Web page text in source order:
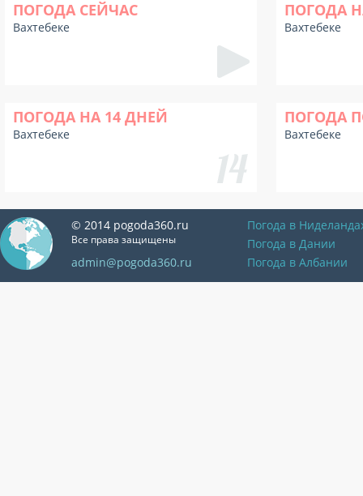
ПОГОДА СЕЙЧАС
Вахтебеке
ПОГОДА
Вахтебеке
ПОГОДА НА 14 ДНЕЙ
Вахтебеке
ПОГОДА
Вахтебеке
© 2014 pogoda360.ru
Все права защищены
admin@pogoda360.ru
Погода в
Погода в Дании
Погода в Албании